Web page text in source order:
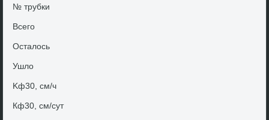
№ трубки
Всего
Осталοсь
Ушлο
Kф30, см/ч
Кф30, см/сут